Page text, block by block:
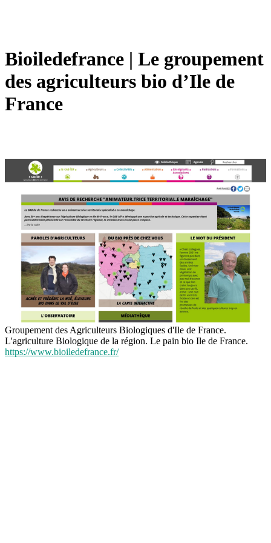
Bioile­defran­ce | Le groupement
des ag­ri­cul­teurs bio d’Ile de
France
Groupement des Agriculteurs Biologiques d'Ile de France.
L'agriculture Biologique de la région. Le pain bio Ile de France.
https://www.bioiledefrance.fr/